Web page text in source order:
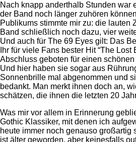
Nach knapp anderthalb Stunden war
der Band noch länger zuhören
Publikums stimmte mir zu: die lauten
Band schließlich noch dazu, vier
Und auch für The 69 Eyes gilt: Das
Ihr für viele Fans bester Hit “The Lost
Abschluss geboten für einen
Und hier haben sie sogar aus
Sonnenbrille mal abgenommen und
bedankt. Man merkt ihnen doch an,
schätzen, die ihnen die letzten 20
Was mir vor allem in Erinnerung
Gothic Klassiker, mit denen ich
heute immer noch genauso großartig
ist älter geworden, aber keinesfalls